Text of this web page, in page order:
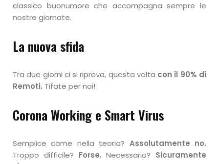
classico buonumore che accompagna sempre le
nostre giornate.
La nuova sfida
Tra due giorni ci si riprova, questa volta con il 90% di
Remoti. Tifate per noi!
Corona Working e Smart Virus
Semplice come nella teoria? Assolutamente no.
Troppo difficile? Forse. Necessario? Sicuramente